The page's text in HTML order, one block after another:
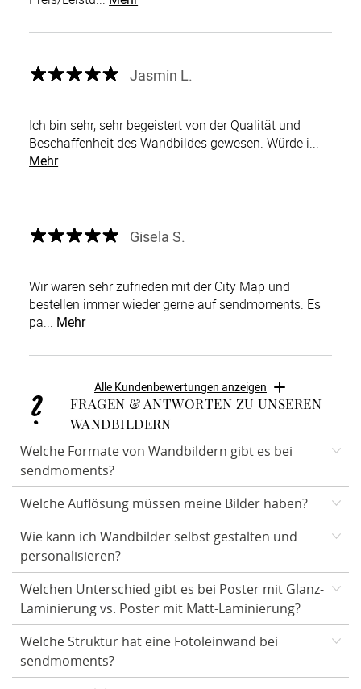
Jasmin L.
Ich bin sehr, sehr begeistert von der Qualität und
Beschaffenheit des Wandbildes gewesen. Würde i...
Mehr
Gisela S.
Wir waren sehr zufrieden mit der City Map und
bestellen immer wieder gerne auf sendmoments. Es
pa... Mehr
Alle Kundenbewertungen anzeigen
FRAGEN & ANTWORTEN ZU UNSEREN
WANDBILDERN
Welche Formate von Wandbildern gibt es bei
sendmoments?
Bei sendmoments können Sie aus verschiedenen
Formaten wählen:
- Quadratisch: 20x20 cm, 30x30 cm, 40x40 cm
- Querformate: 30x20 cm, 40x30 cm, 60x40 cm, 70x50 cm,
80x60 cm
- Hochformate: 20x30 cm, 30x40 cm, 40x60 cm, 50x70cm,
60x80 cm
Unsere Empfehlung: Kleine und große Wandbilderformate
Welche Auflösung müssen meine Bilder haben?
Für ein optimales Druckergebnis Ihrer Wandbilder
empfehlen wir Ihnen Bilder mit einer Dateigröße von 1-3
MB und einer Auflösung von mindestens 300 dpi zu
verwenden.
Wie kann ich Wandbilder selbst gestalten und
personalisieren?
Um Sie noch einfacher durch unseren Erstellungsprozess
zu führen, können Sie zuerst Ihren Produkttyp wählen.
Anschließend das Format und Design bestimmen und Ihr
Wunschbild hochladen. Im Konfigurationsmodus können
Sie Ihr Wandbild noch mit Texten personalisieren.
Welchen Unterschied gibt es bei Poster mit Glanz-
Laminierung vs. Poster mit Matt-Laminierung?
Die Matt-Laminierung Ihres Wandbildes veredelt durch
seidenmatte Optik und bietet zusätzlich einen Schutz
Welche Struktur hat eine Fotoleinwand bei
sendmoments?